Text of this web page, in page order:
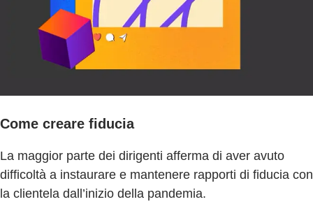
Come creare fiducia
La maggior parte dei dirigenti afferma di aver avuto
difficoltà a instaurare e mantenere rapporti di fiducia con
la clientela dall’inizio della pandemia.